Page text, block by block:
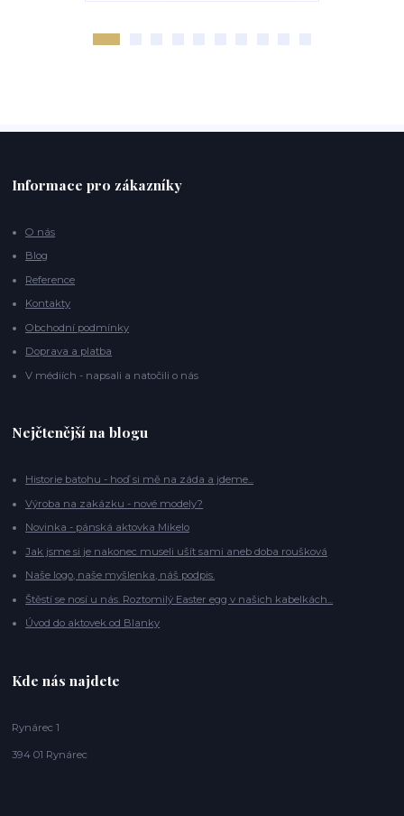
Informace pro zákazníky
O nás
Blog
Reference
Kontakty
Obchodní podmínky
Doprava a platba
V médiích - napsali a natočili o nás
Nejčtenější na blogu
Historie batohu - hoď si mě na záda a jdeme...
Výroba na zakázku - nové modely?
Novinka - pánská aktovka Mikelo
Jak jsme si je nakonec museli ušít sami aneb doba roušková
Naše logo, naše myšlenka, náš podpis.
Štěstí se nosí u nás. Roztomilý Easter egg v našich kabelkách...
Úvod do aktovek od Blanky
Kde nás najdete
Rynárec 1
394 01 Rynárec